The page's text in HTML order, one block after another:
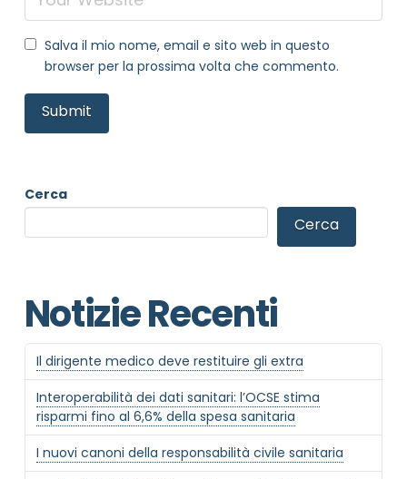
Salva il mio nome, email e sito web in questo
browser per la prossima volta che commento.
Cerca
Cerca
Notizie Recenti
Il dirigente medico deve restituire gli extra
Interoperabilità dei dati sanitari: l’OCSE stima
risparmi fino al 6,6% della spesa sanitaria
I nuovi canoni della responsabilità civile sanitaria